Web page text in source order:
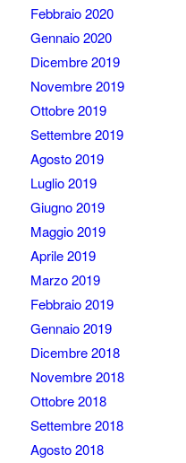
Febbraio 2020
Gennaio 2020
Dicembre 2019
Novembre 2019
Ottobre 2019
Settembre 2019
Agosto 2019
Luglio 2019
Giugno 2019
Maggio 2019
Aprile 2019
Marzo 2019
Febbraio 2019
Gennaio 2019
Dicembre 2018
Novembre 2018
Ottobre 2018
Settembre 2018
Agosto 2018